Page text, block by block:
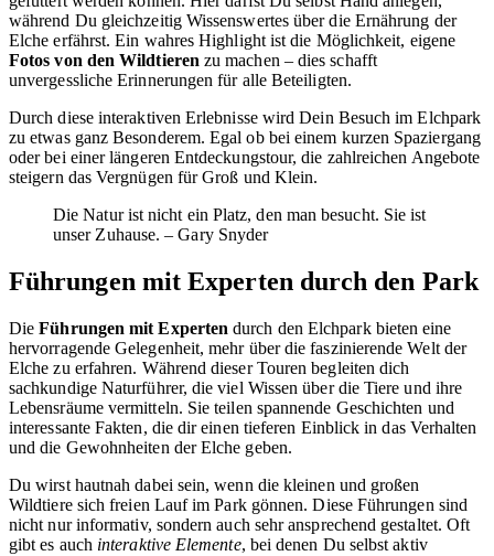
während Du gleichzeitig Wissenswertes über die Ernährung der
Elche erfährst. Ein wahres Highlight ist die Möglichkeit, eigene
Fotos von den Wildtieren zu machen – dies schafft
unvergessliche Erinnerungen für alle Beteiligten.
Durch diese interaktiven Erlebnisse wird Dein Besuch im Elchpark
zu etwas ganz Besonderem. Egal ob bei einem kurzen Spaziergang
oder bei einer längeren Entdeckungstour, die zahlreichen Angebote
steigern das Vergnügen für Groß und Klein.
Die Natur ist nicht ein Platz, den man besucht. Sie ist
unser Zuhause. – Gary Snyder
Führungen mit Experten durch den Park
DieFührungen mit Experten durch den Elchpark bieten eine
hervorragende Gelegenheit, mehr über die faszinierende Welt der
Elche zu erfahren. Während dieser Touren begleiten dich
sachkundige Naturführer, die viel Wissen über die Tiere und ihre
Lebensräume vermitteln. Sie teilen spannende Geschichten und
interessante Fakten, die dir einen tieferen Einblick in das Verhalten
und die Gewohnheiten der Elche geben.
Du wirst hautnah dabei sein, wenn die kleinen und großen
Wildtiere sich freien Lauf im Park gönnen. Diese Führungen sind
nicht nur informativ, sondern auch sehr ansprechend gestaltet. Oft
gibt es auch interaktive Elemente, bei denen Du selbst aktiv